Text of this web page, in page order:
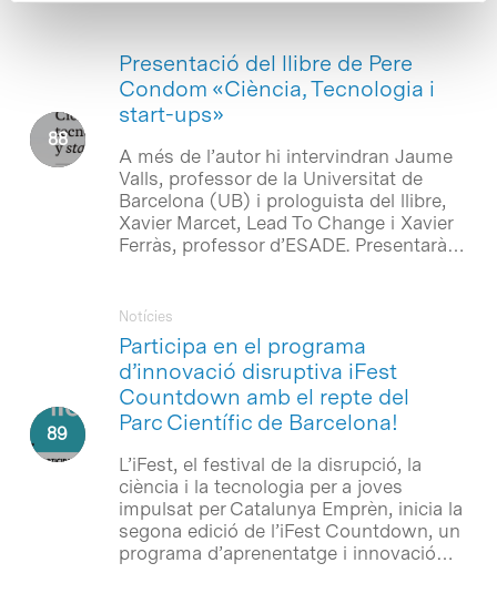
Presentació del llibre de Pere
Condom «Ciència, Tecnologia i
start-ups»
A més de l’autor hi intervindran Jaume
Valls, professor de la Universitat de
Barcelona (UB) i prologuista del llibre,
Xavier Marcet, Lead To Change i Xavier
Ferràs, professor d’ESADE. Presentarà…
Participa en el programa
d’innovació disruptiva iFest
Countdown amb el repte del
Parc Científic de Barcelona!
Notícies
L’iFest, el festival de la disrupció, la
ciència i la tecnologia per a joves
impulsat per Catalunya Emprèn, inicia la
segona edició de l’iFest Countdown, un
programa d’aprenentatge i innovació…